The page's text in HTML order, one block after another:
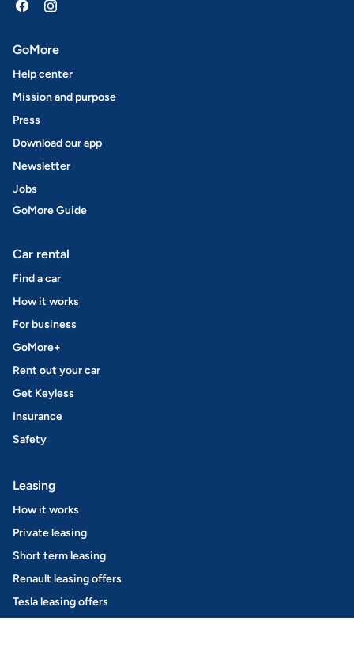
GoMore
Help center
Mission and purpose
Press
Download our app
Newsletter
Jobs
GoMore Guide
Car rental
Find a car
How it works
For business
GoMore+
Rent out your car
Get Keyless
Insurance
Safety
Leasing
How it works
Private leasing
Short term leasing
Renault leasing offers
Tesla leasing offers